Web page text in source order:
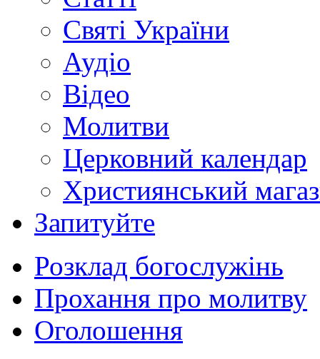
Святі України
Аудіо
Відео
Молитви
Церковний календар
Християнський
Запитуйте
Розклад богослужінь
Прохання про молитву
Оголошення